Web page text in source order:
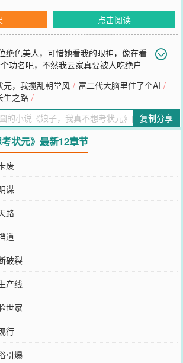
点击阅读
绝色美人，可惜她看我的眼神，像在看
功名吧，不然我云家真要被人吃绝户
理题，陷入了沉思。这玩意儿……需要考？好
，也为了不让美人娘子失望，我只好收起我的
个榜吧。
真不想考状元》还不错的话请不要忘记向您QQ
推荐哦！
元，我搅乱朝堂风 / 富二代大脑里住了个AI /
生之路 /
复制分享
考状元》最新12章节
废
谋
路
道
破裂
产线
世家
行
引爆